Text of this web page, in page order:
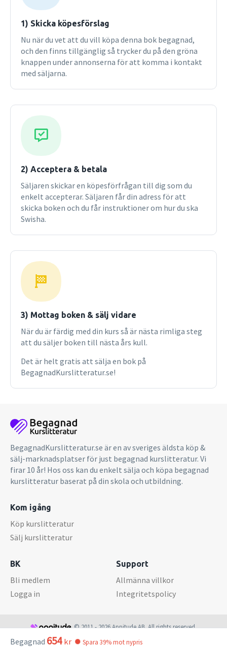
1) Skicka köpesförslag
Nu när du vet att du vill köpa denna bok begagnad,
och den finns tillgänglig så trycker du på den gröna
knappen under annonserna för att komma i kontakt
med säljarna.
2) Acceptera & betala
Säljaren skickar en köpesförfrågan till dig som du
enkelt accepterar. Säljaren får din adress för att
skicka boken och du får instruktioner om hur du ska
Swisha.
3) Mottag boken & sälj vidare
När du är färdig med din kurs så är nästa rimliga steg
att du säljer boken till nästa års kull.
Det är helt gratis att sälja en bok på
BegagnadKurslitteratur.se!
Begagnad 654kr Spara 39% mot nypris
BegagnadKurslitteratur.se är en av sveriges äldsta köp &
sälj-marknadsplatser för just begagnad kurslitteratur. Vi
firar 10 år! Hos oss kan du enkelt sälja och köpa begagnad
kurslitteratur baserat på din skola och utbildning.
Kom igång
Köp kurslitteratur
Sälj kurslitteratur
BK
Bli medlem
Logga in
Support
Allmänna villkor
Integritetspolicy
© 2011 - 2026 Appitude AB. All rights reserved.